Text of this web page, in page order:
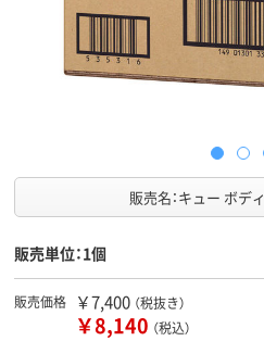
販売名：キュー ボデ
販売単位：1個
販売価格 ￥7,400 （税抜き）
￥8,140 （税込）